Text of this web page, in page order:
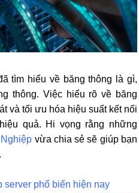
tìm hiểu về băng thông là gì,
thông. Việc hiểu rõ về băng
và tối ưu hóa hiệu suất kết nối
quả. Hi vọng rằng những
vừa chia sẻ sẽ giúp bạn
server phổ biến hiện nay